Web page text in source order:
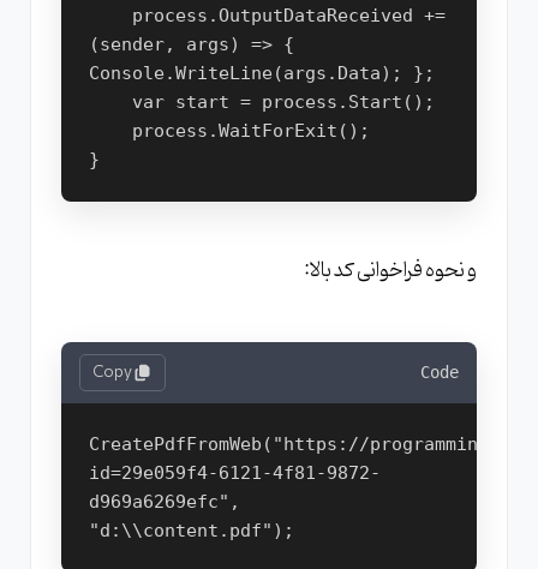
process.OutputDataReceived +=
(sender, args) => {
Console.WriteLine(args.Data); };
var start = process.Start();
process.WaitForExit();
}
و نحوه فراخوانی کد بالا:
Code
Copy
CreatePdfFromWeb("https://
id=29e059f4-6121-4f81-9872-
d969a6269efc",
"d:\\content.pdf");